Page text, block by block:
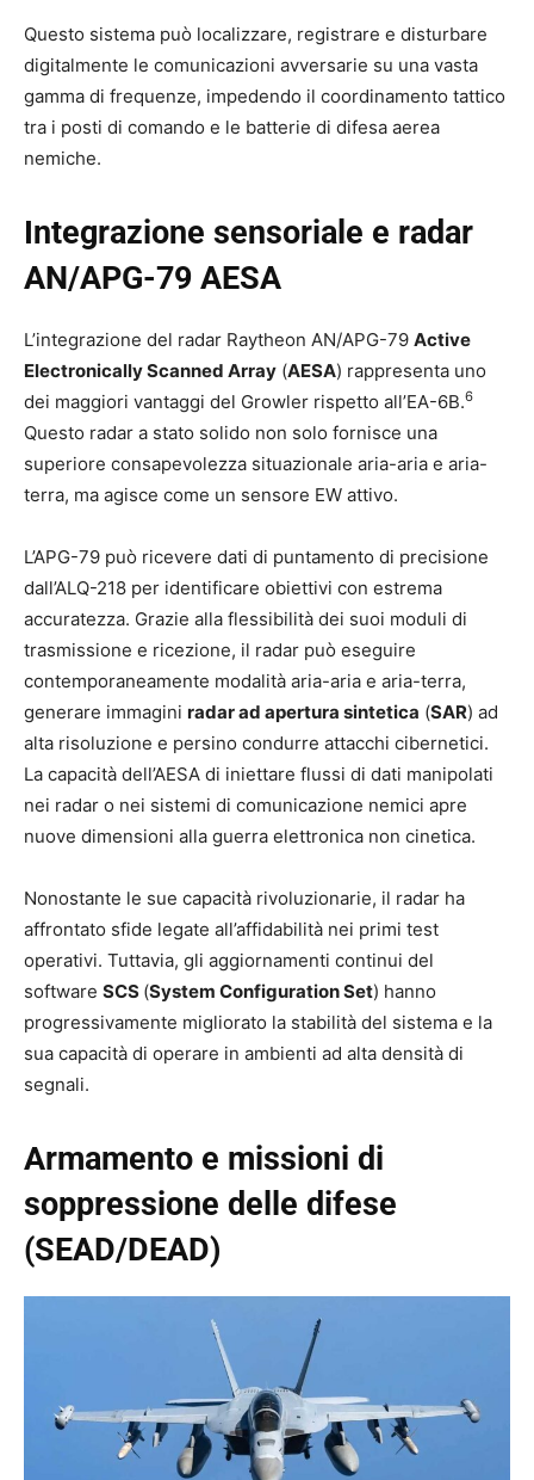
Questo sistema può localizzare, registrare e disturbare
digitalmente le comunicazioni avversarie su una vasta
gamma di frequenze, impedendo il coordinamento tattico
tra i posti di comando e le batterie di difesa aerea
nemiche.
Integrazione sensoriale e radar
AN/APG-79 AESA
L’integrazione del radar Raytheon AN/APG-79 Active
Electronically Scanned Array (AESA) rappresenta uno
dei maggiori vantaggi del Growler rispetto all’EA-6B.6
Questo radar a stato solido non solo fornisce una
superiore consapevolezza situazionale aria-aria e aria-
terra, ma agisce come un sensore EW attivo.
L’APG-79 può ricevere dati di puntamento di precisione
dall’ALQ-218 per identificare obiettivi con estrema
accuratezza. Grazie alla flessibilità dei suoi moduli di
trasmissione e ricezione, il radar può eseguire
contemporaneamente modalità aria-aria e aria-terra,
generare immagini radar ad apertura sintetica (SAR) ad
alta risoluzione e persino condurre attacchi cibernetici.
La capacità dell’AESA di iniettare flussi di dati manipolati
nei radar o nei sistemi di comunicazione nemici apre
nuove dimensioni alla guerra elettronica non cinetica.
Nonostante le sue capacità rivoluzionarie, il radar ha
affrontato sfide legate all’affidabilità nei primi test
operativi. Tuttavia, gli aggiornamenti continui del
software SCS (System Configuration Set) hanno
progressivamente migliorato la stabilità del sistema e la
sua capacità di operare in ambienti ad alta densità di
segnali.
Armamento e missioni di
soppressione delle difese
(SEAD/DEAD)